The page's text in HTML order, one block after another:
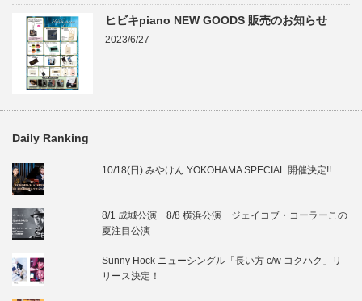
ヒビキpiano NEW GOODS 販売のお知らせ
2023/6/27
Daily Ranking
10/18(日) みやけん YOKOHAMA SPECIAL 開催決定!!
8/1 成城公演 8/8 横浜公演 ジェイコブ・コーラーこの
夏注目公演
Sunny Hock ニューシングル「長い方 c/w コクハク」リ
リース決定！